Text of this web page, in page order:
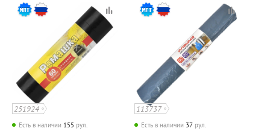
251924
Есть в наличии 155 рул.
113737
Есть в наличии 37 рул.